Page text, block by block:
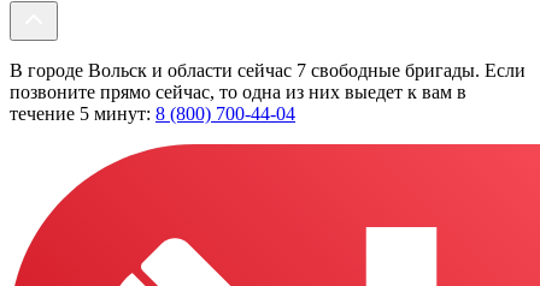
В городе Вольск и области сейчас 7 свободные бригады. Если
позвоните прямо сейчас, то одна из них выедет к вам в
течение 5 минут: 8 (800) 700-44-04